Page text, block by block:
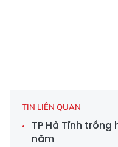
TIN LIÊN QUAN
TP Hà Tĩnh
năm